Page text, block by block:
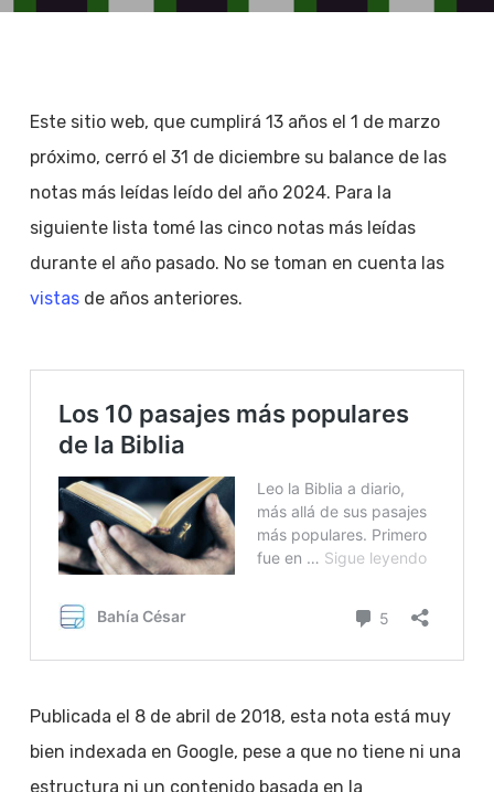
Este sitio web, que cumplirá 13 años el 1 de marzo
próximo, cerró el 31 de diciembre su balance de las
notas más leídas leído del año 2024. Para la
siguiente lista tomé las cinco notas más leídas
durante el año pasado. No se toman en cuenta las
vistasde años anteriores.
Publicada el 8 de abril de 2018, esta nota está muy
bien indexada en Google, pese a que no tiene ni una
estructura ni un contenido basada en la